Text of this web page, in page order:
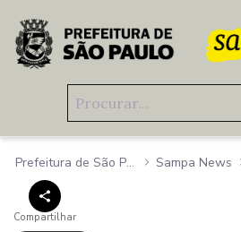
Pular para o Conteúdo principal
Prefeitura de São Paulo Sampa News
Compartilhar